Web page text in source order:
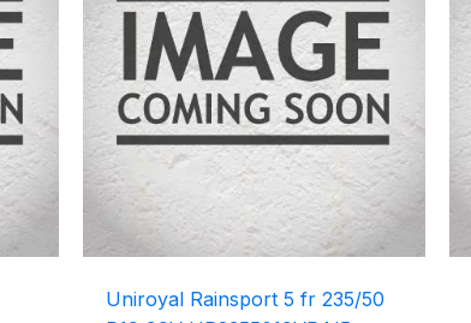
Uniroyal Rainsport 5 fr 235/50